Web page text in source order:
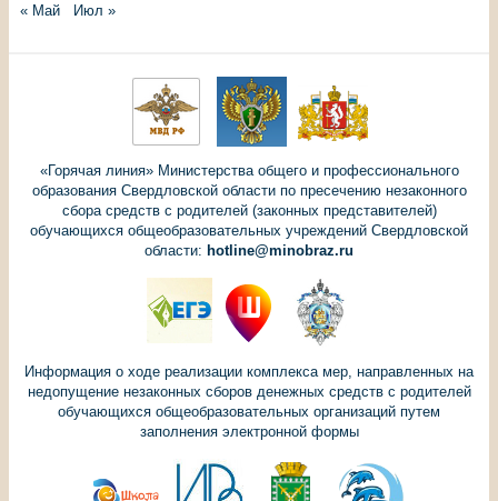
« Май
Июл »
«Горячая линия» Министерства общего и профессионального
образования Свердловской области по пресечению незаконного
сбора средств с родителей (законных представителей)
обучающихся общеобразовательных учреждений Свердловской
области: hotline@minobraz.ru
Информация о ходе реализации комплекса мер, направленных на
недопущение незаконных сборов денежных средств с родителей
обучающихся общеобразовательных организаций путем
заполнения электронной формы